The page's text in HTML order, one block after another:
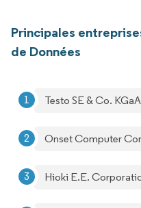
Principales
de Données
Testo SE & Co. KGaA
Onset Computer
Hioki E.E.